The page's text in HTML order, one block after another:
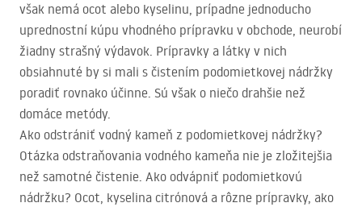
však nemá ocot alebo kyselinu, prípadne jednoducho
uprednostní kúpu vhodného prípravku v obchode, neurobí
žiadny strašný výdavok. Prípravky a látky v nich
obsiahnuté by si mali s čistením podomietkovej nádržky
poradiť rovnako účinne. Sú však o niečo drahšie než
domáce metódy.
Ako odstrániť vodný kameň z podomietkovej nádržky?
Otázka odstraňovania vodného kameňa nie je zložitejšia
než samotné čistenie. Ako odvápniť podomietkovú
nádržku? Ocot, kyselina citrónová a rôzne prípravky, ako